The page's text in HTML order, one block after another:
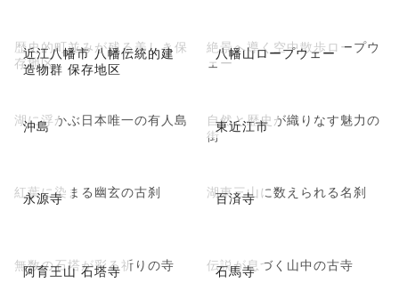
近江八幡市 八幡伝統的建
造物群 保存地区
歴史的町並みが残る美しき保
存地区
八幡山ロープウェー
絶景へ導く空中散歩ロープウ
ェー
沖島
湖に浮かぶ日本唯一の有人島 東近江市
自然と歴史が織りなす魅力の
街
永源寺
紅葉に染まる幽玄の古刹 百済寺
湖東三山に数えられる名刹
阿育王山 石塔寺
無数の石塔が彩る祈りの寺 石馬寺
伝説が息づく山中の古寺